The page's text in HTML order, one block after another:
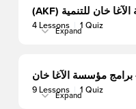
الآغا
خان
للتنمية
(AKDN)
4 Lessons 1 Quiz
Expandالوحدة
مؤسسة
الآغا
خان
للتنمية
9 Lessons 1 Quiz
Expandالوحدة